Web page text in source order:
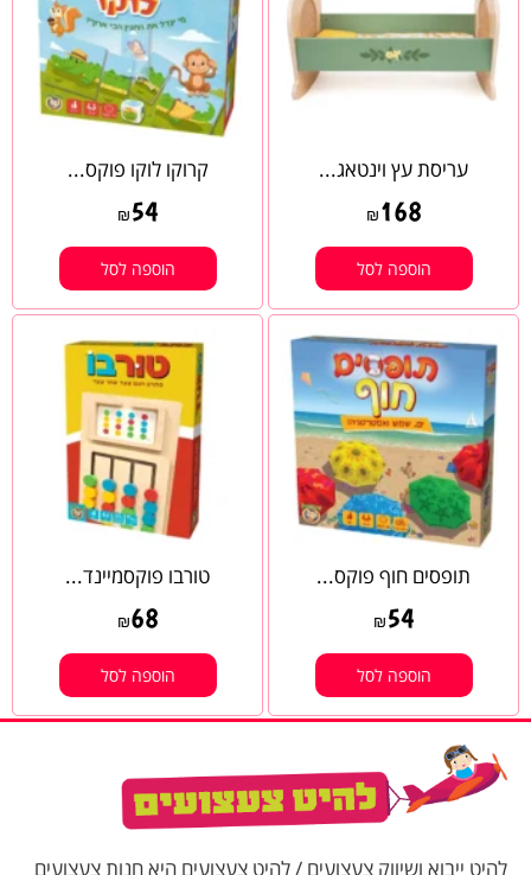
עריסת עץ וינטאג...
₪ 168
הוספה לסל
קרוקו לוקו פוקס...
₪ 54
הוספה לסל
תופסים חוף פוקס...
₪ 54
הוספה לסל
טורבו פוקסמיינד...
₪68
הוספה לסל
להיט ייבוא ושיווק צעצועים / להיט צעצועים היא חנות צעצועים